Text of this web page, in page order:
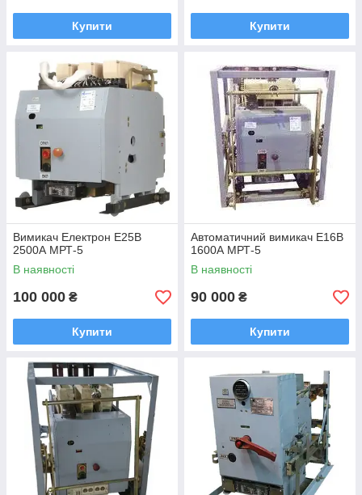
Купити Купити
Вимикач Електрон Е25В
2500А МРТ-5
В наявності
100 000 ₴
Купити
Автоматичний вимикач Е16В
1600А МРТ-5
В наявності
90 000 ₴
Купити